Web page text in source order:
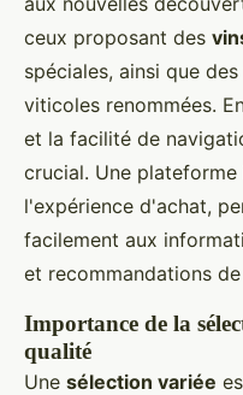
ceux proposant des
spéciales, ainsi que
viticoles renommées.
et la facilité de
crucial. Une
l'expérience d'achat,
facilement aux
et recommandations
Importance de la
qualité
Une sélection variée